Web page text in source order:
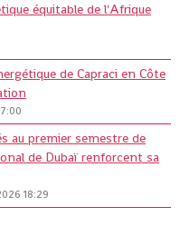
équitable de l'Afrique
de Capraci en Côte
au premier semestre de
de Dubaï renforcent sa
18:29